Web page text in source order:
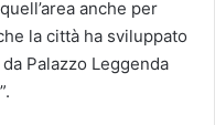
anche per
la città ha sviluppato
Palazzo Leggenda